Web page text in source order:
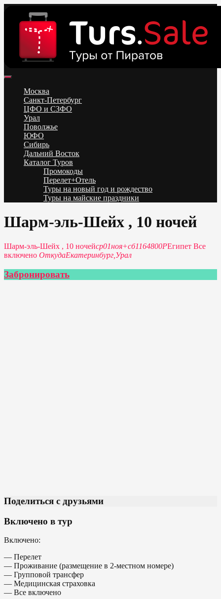
content
Низкие цены на путевки 3-7-10 ночей все включено, отдых на
море. Распродажа экскурсионных и горнолыжных туров.
Обновление каждый день. Официальный сайт Тур Сейл
Москва
Санкт-Петербург
ЦФО и СЗФО
Урал
Поволжье
ЮФО
Сибирь
Дальний Восток
Каталог Туров
Промокоды
Перелет+Отель
Туры на новый год и рождество
Туры на майские праздники
Шарм-эль-Шейх , 10 ночей
Шарм-эль-Шейх , 10 ночейср01ноя+сб1164800РЕгипет Все
включено ОткудаЕкатеринбург, Урал
Забронировать
Поделиться с друзьями
Включено в тур
Включено:
— Перелет
— Проживание (размещение в 2-местном номере)
— Групповой трансфер
— Медицинская страховка
— Все включено